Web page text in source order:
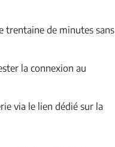
trentaine de minutes sans
la connexion au
via le lien dédié sur la